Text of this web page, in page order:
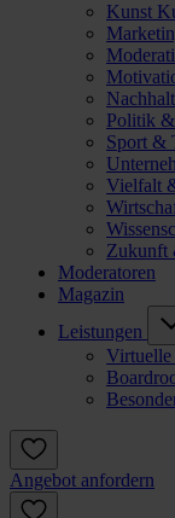
Kunst
Politik
Sport &
Vielfalt
Zukunft
Moderatoren
Magazin
Leistungen
Virtuelle
Angebot anfordern